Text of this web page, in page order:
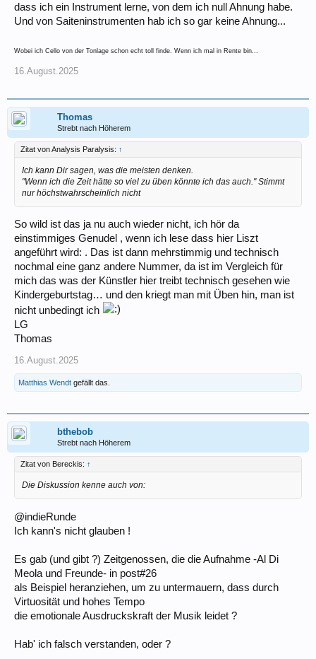
dass ich ein Instrument lerne, von dem ich null Ahnung habe.
Und von Saiteninstrumenten hab ich so gar keine Ahnung...
Wobei ich Cello von der Tonlage schon echt toll finde. Wenn ich mal in Rente bin...
16.August.2025
Thomas
Strebt nach Höherem
Zitat von Analysis Paralysis: ↑
Ich kann Dir sagen, was die meisten denken.
"Wenn ich die Zeit hätte so viel zu üben könnte ich das auch." Stimmt
nur höchstwahrscheinlich nicht
So wild ist das ja nu auch wieder nicht, ich hör da
einstimmiges Genudel , wenn ich lese dass hier Liszt
angeführt wird: . Das ist dann mehrstimmig und technisch
nochmal eine ganz andere Nummer, da ist im Vergleich für
mich das was der Künstler hier treibt technisch gesehen wie
Kindergeburtstag… und den kriegt man mit Üben hin, man ist
nicht unbedingt ich
LG
Thomas
16.August.2025
Matthias Wendt gefällt das.
bthebob
Strebt nach Höherem
Zitat von Bereckis: ↑
Die Diskussion kenne auch von:
@indieRunde
Ich kann's nicht glauben !
Es gab (und gibt ?) Zeitgenossen, die die Aufnahme -Al Di
Meola und Freunde- in post#26
als Beispiel heranziehen, um zu untermauern, dass durch
Virtuosität und hohes Tempo
die emotionale Ausdruckskraft der Musik leidet ?
Hab' ich falsch verstanden, oder ?